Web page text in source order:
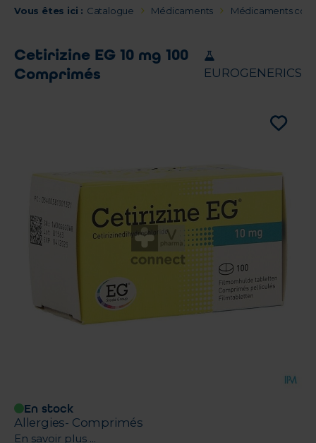
Vous êtes ici : Catalogue Médicaments Médicaments
Cetirizine EG 10 mg 100
Comprimés
EUROGENERICS
En stock
Allergies- Comprimés
En savoir plus ...